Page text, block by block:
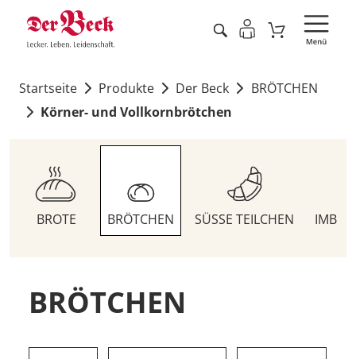
Startseite Produkte Der Beck
BRÖTCHEN
Körner- und Vollkornbrötchen
BROTE BRÖTCHEN SÜSSE TEILCHEN
BRÖTCHEN